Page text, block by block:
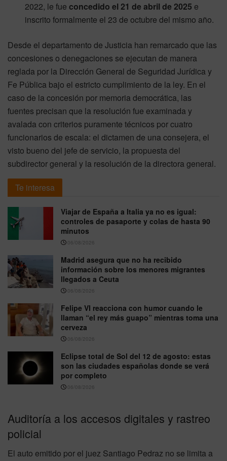
2022, le fueconcedido el 21 de abril de 2025 e
inscrito formalmente el 23 de octubre del mismo año.
Desde el departamento de Justicia han remarcado que las
concesiones o denegaciones se ejecutan de manera
reglada por la Dirección General de Seguridad Jurídica y
Fe Pública bajo el estricto cumplimiento de la ley. En el
caso de la concesión por memoria democrática, las
fuentes precisan que la resolución fue examinada y
avalada con criterios puramente técnicos por cuatro
funcionarios de escala: el dictamen de una consejera, el
visto bueno del jefe de servicio, la propuesta del
subdirector general y la resolución de la directora general.
Te interesa
Viajar de España a Italia ya no es igual:
controles de pasaporte y colas de hasta 90
minutos
06/08/2026
Madrid asegura que no ha recibido
información sobre los menores migrantes
llegados a Ceuta
06/08/2026
Felipe VI reacciona con humor cuando le
llaman “el rey más guapo” mientras toma una
cerveza
06/08/2026
Eclipse total de Sol del 12 de agosto: estas
son las ciudades españolas donde se verá
por completo
06/08/2026
Auditoría a los accesos digitales y rastreo
policial
El auto emitido por el juez Santiago Pedraz no se limita a